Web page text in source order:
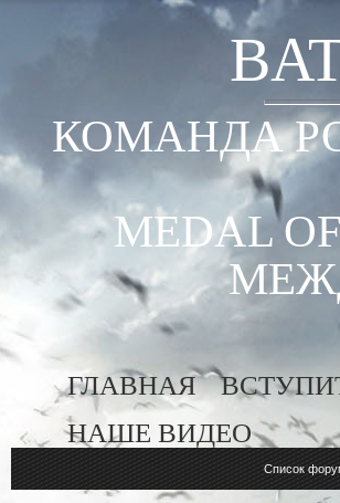
КОМАНДА
MEDAL
ГЛАВНАЯ
НАШЕ ВИДЕО
Список